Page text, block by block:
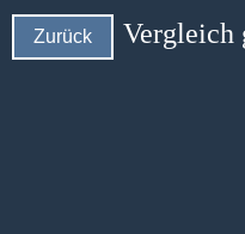
Zurück Vergleich